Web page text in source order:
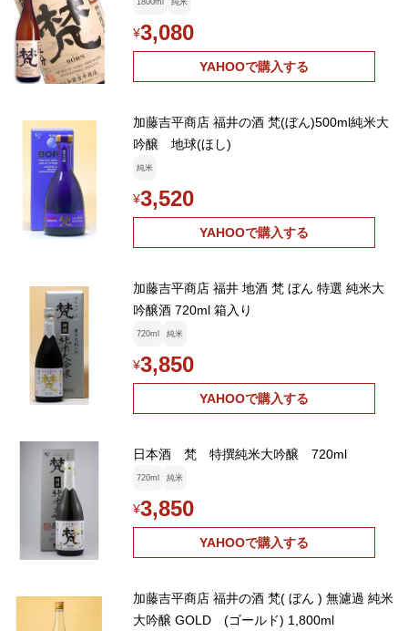
1800ml 純米
¥3,080
YAHOOで購入する
加藤吉平商店 福井の酒 梵(ぼん)500ml純米大
吟醸 地球(ほし)
純米
¥3,520
YAHOOで購入する
加藤吉平商店 福井 地酒 梵 ぼん 特選 純米大
吟醸酒 720ml 箱入り
720ml 純米
¥3,850
YAHOOで購入する
日本酒 梵 特撰純米大吟醸 720ml
720ml 純米
¥3,850
YAHOOで購入する
加藤吉平商店 福井の酒 梵( ぼん ) 無濾過 純米
大吟醸 GOLD (ゴールド) 1,800ml